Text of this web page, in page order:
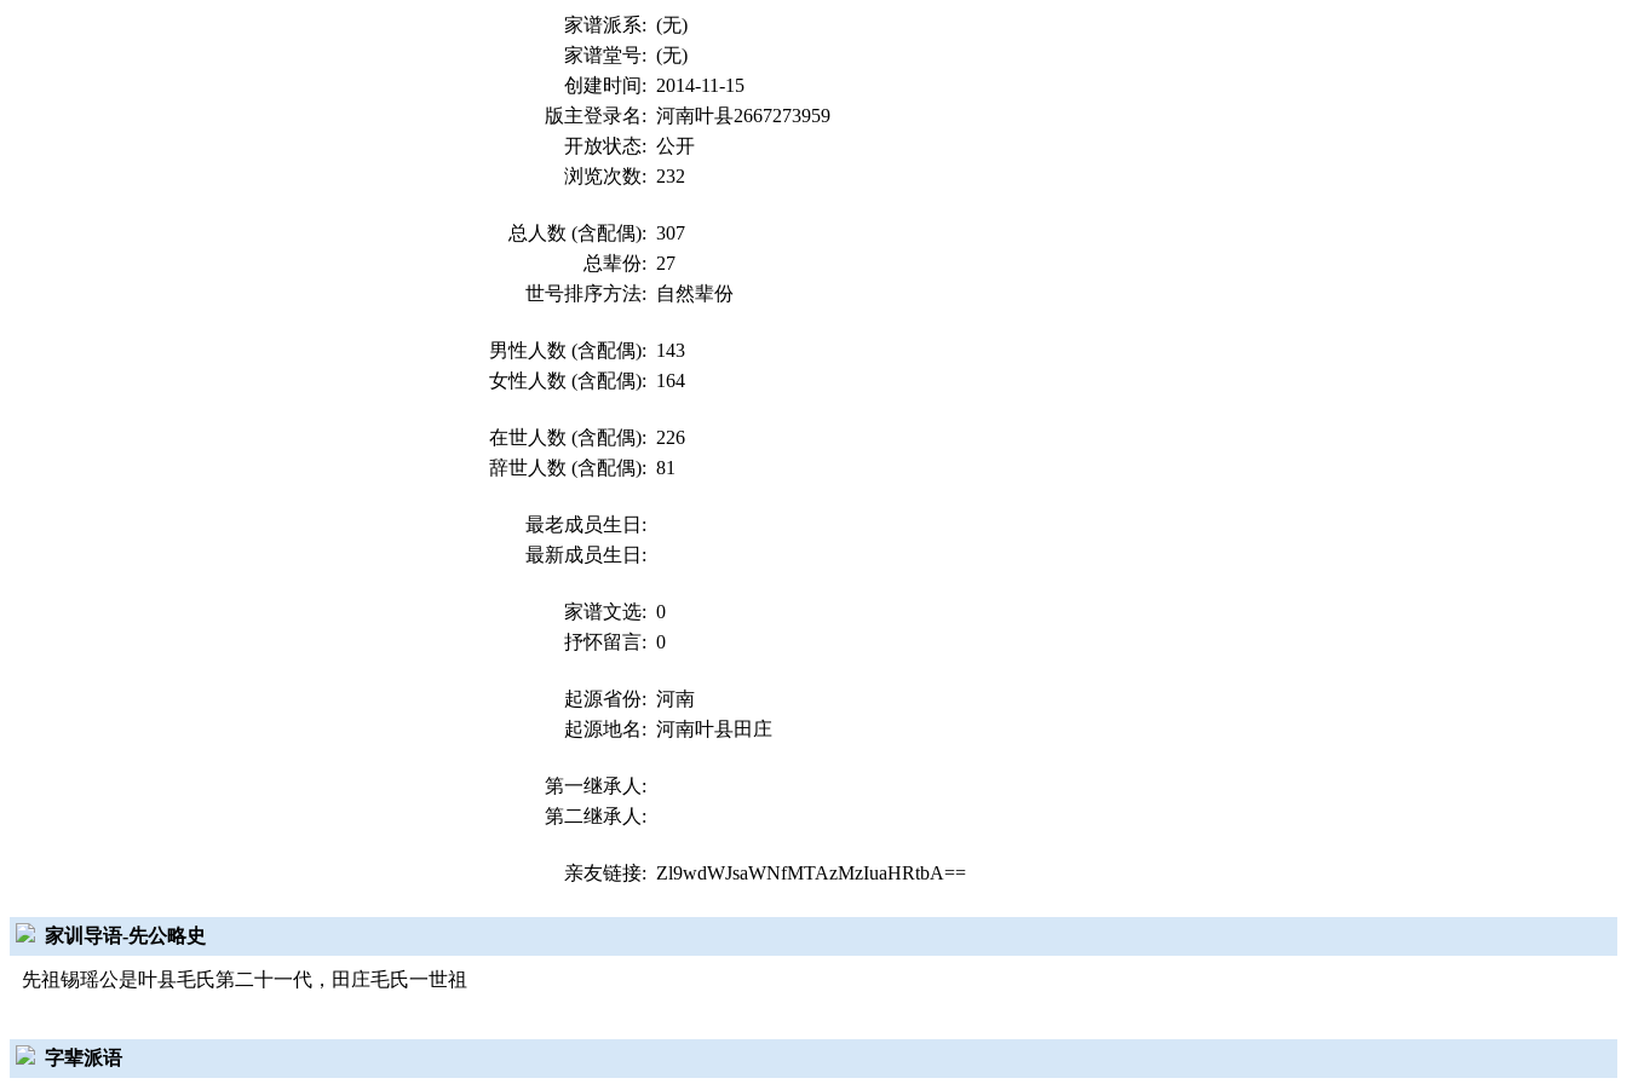
家谱派系: (无)
家谱堂号: (无)
创建时间: 2014-11-15
版主登录名: 河南叶县2667273959
开放状态: 公开
浏览次数: 232
总人数 (含配偶): 307
总辈份: 27
世号排序方法:
自然辈份
男性人数 (含配偶): 143
女性人数 (含配偶): 164
在世人数 (含配偶): 226
辞世人数 (含配偶): 81
最老成员生日:
最新成员生日:
家谱文选: 0
抒怀留言: 0
起源省份: 河南
起源地名: 河南叶县田庄
第一继承人:
第二继承人:
亲友链接: Zl9wdWJsaWNfMTAzMzIuaHRtbA==
家训导语-先公略史
先祖锡瑶公是叶县毛氏第二十一代，田庄毛氏一世祖
字辈派语